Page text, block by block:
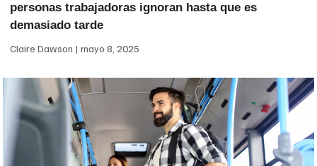
personas trabajadoras ignoran hasta que es
demasiado tarde
Claire Dawson mayo 8, 2025